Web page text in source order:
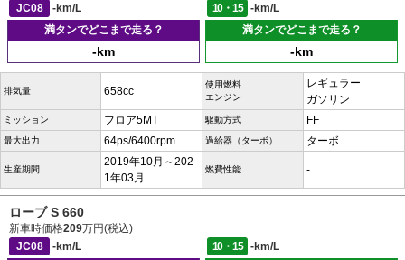
JC08
-km/L 10・15
-km/L
満タンでどこまで走る？
-km
満タンでどこまで走る？
-km
排気量 658cc
使用燃料
エンジン
レギュラー
ガソリン
ミッション フロア5MT 駆動方式 FF
最大出力 64ps/6400rpm 過給器（ターボ） ターボ
生産期間
2019年10月～202
1年03月
燃費性能 -
ローブ S 660
新車時価格209万円(税込)
JC08
-km/L 10・15
-km/L